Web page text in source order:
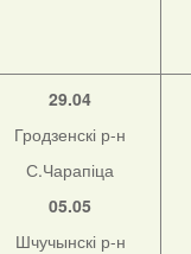
29.04
Гродзенскі р-н
С.Чарапіца
05.05
Шчучынскі р-н